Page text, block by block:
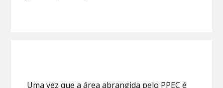
Uma vez que a área abrangida pelo PPEC é